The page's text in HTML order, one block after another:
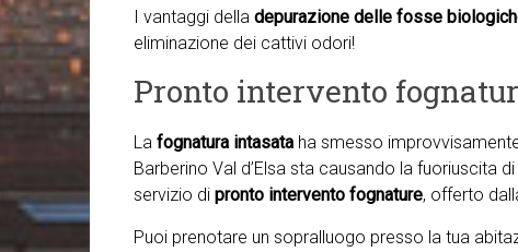
I vantaggi della depurazione delle fosse
eliminazione dei cattivi odori!
Pronto intervento
La fognatura intasata ha smesso
Barberino Val d’Elsa sta causando la fuoriuscita
servizio di pronto intervento fognature, offerto
Puoi prenotare un sopralluogo presso la tua